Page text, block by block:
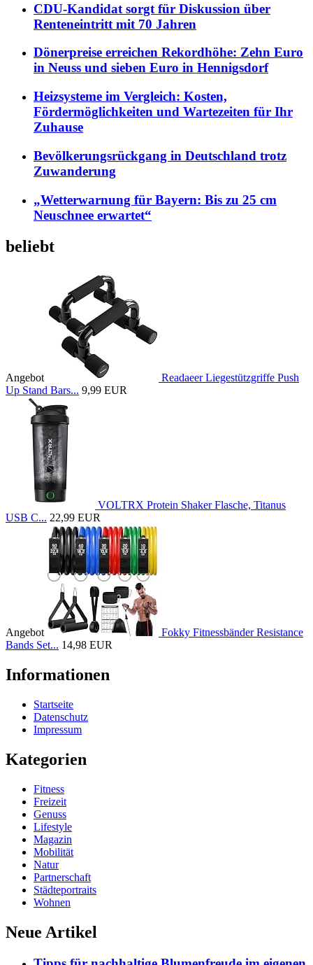
CDU-Kandidat sorgt für Diskussion über
Renteneintritt mit 70 Jahren
Dönerpreise erreichen Rekordhöhe: Zehn Euro
in Neuss und sieben Euro in Hennigsdorf
Heizsysteme im Vergleich: Kosten,
Fördermöglichkeiten und Wartezeiten für Ihr
Zuhause
Bevölkerungsrückgang in Deutschland trotz
Zuwanderung
„Wetterwarnung für Bayern: Bis zu 25 cm
Neuschnee erwartet“
beliebt
Angebot
Readaeer Liegestützgriffe Push
Up Stand Bars... 9,99 EUR
VOLTRX Protein Shaker Flasche, Titanus
USB C... 22,99 EUR
Angebot
Fokky Fitnessbänder Resistance
Bands Set... 14,98 EUR
Informationen
Startseite
Datenschutz
Impressum
Kategorien
Fitness
Freizeit
Genuss
Lifestyle
Magazin
Mobilität
Natur
Partnerschaft
Städteportraits
Wohnen
Neue Artikel